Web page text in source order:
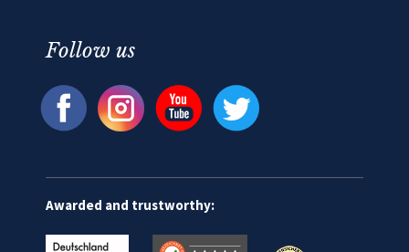
Follow us
Awarded and trustworthy: